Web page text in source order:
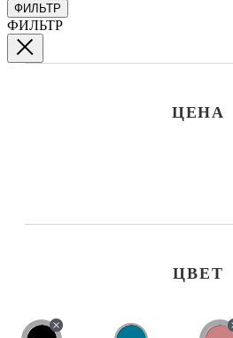
ФИЛЬТР
ФИЛЬТР
ЦЕНА
ЦВЕТ